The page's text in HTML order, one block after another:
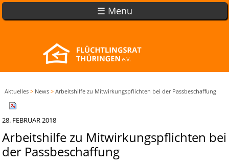
☰ Menu
Aktuelles > News > Arbeitshilfe zu Mitwirkungspflichten bei der Passbeschaffung
28. FEBRUAR 2018
Arbeitshilfe zu Mitwirkungspflichten bei
der Passbeschaffung